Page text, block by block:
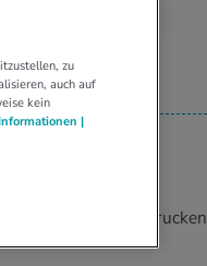
Drucken
zu
auch auf
kein
|